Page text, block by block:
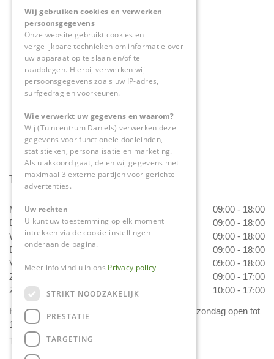
Tuincentrum Daniëls
Herkenbosserweg 4
6063 NL Vlodrop
0475-534298
info@tuincentrumdaniels.nl
Tuincentrum Daniëls
Maandag
09:00 - 18:00
Dinsdag
09:00 - 18:00
Woensdag
09:00 - 18:00
Donderdag
09:00 - 18:00
Vrijdag
09:00 - 18:00
Zaterdag
09:00 - 17:00
Zondag
10:00 - 17:00
Het 'Bloemetje van Daniëls' is van dinsdag t/m zondag open tot
17.00 uur!
Toon alle openingstijden
Wij gebruiken cookies en verwerken
persoonsgegevens
Onze website gebruikt cookies en
vergelijkbare technieken om informatie over
uw apparaat op te slaan en/of te
raadplegen. Hierbij verwerken wij
persoonsgegevens zoals uw IP-adres,
surfgedrag en voorkeuren.
Wie verwerkt uw gegevens en waarom?
Wij (Tuincentrum Daniëls) verwerken deze
gegevens voor functionele doeleinden,
statistieken, personalisatie en marketing.
Als u akkoord gaat, delen wij gegevens met
maximaal 3 externe partijen voor gerichte
advertenties.
Uw rechten
U kunt uw toestemming op elk moment
intrekken via de cookie-instellingen
onderaan de pagina.
Meer info vind u in ons Privacy policy
STRIKT NOODZAKELIJK
PRESTATIE
TARGETING